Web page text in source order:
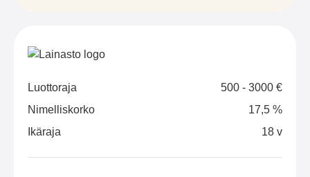
Luottoraja
500 - 3000 €
Nimelliskorko
17,5 %
Ikäraja
18 v